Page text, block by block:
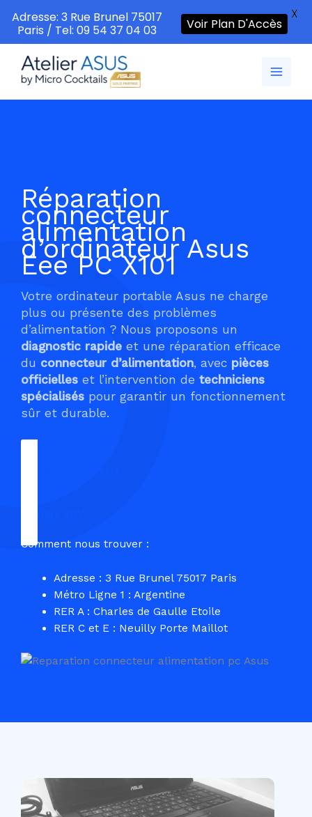
contenu
Réparation
connecteur
alimentation
d’ordinateur Asus
Eee PC X101
Votre ordinateur portable Asus ne charge
plus ou présente des problèmes
d’alimentation ? Nous proposons un
diagnostic rapide et une réparation efficace
du connecteur d’alimentation, avec pièces
officielles et l’intervention de techniciens
spécialisés pour garantir un fonctionnement
sûr et durable.
Comment nous trouver :
Adresse : 3 Rue Brunel 75017 Paris
Métro Ligne 1 : Argentine
RER A : Charles de Gaulle Etoile
RER C et E : Neuilly Porte Maillot
Adresse: 3 Rue Brunel 75017
Paris / Tel: 09 54 37 04 03
Voir Plan D'Accès
X